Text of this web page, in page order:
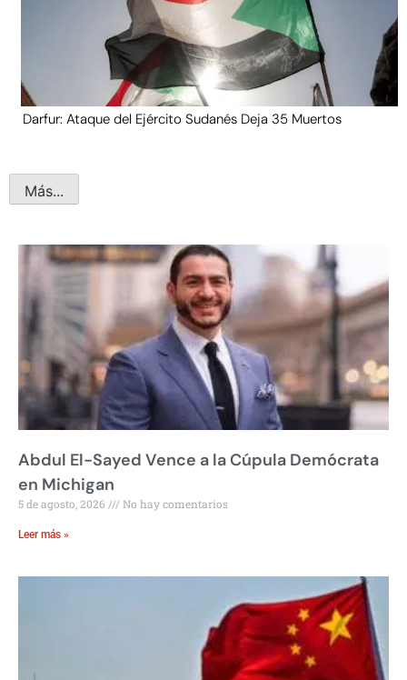
Darfur: Ataque del Ejército Sudanés Deja 35 Muertos
Más...
Abdul El-Sayed Vence a la Cúpula Demócrata
en Michigan
5 de agosto, 2026 No hay comentarios
Leer más »